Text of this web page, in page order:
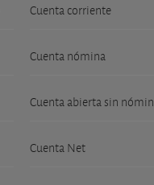
Cuenta corriente
Cuenta nómina
Cuenta abierta sin
Cuenta Net